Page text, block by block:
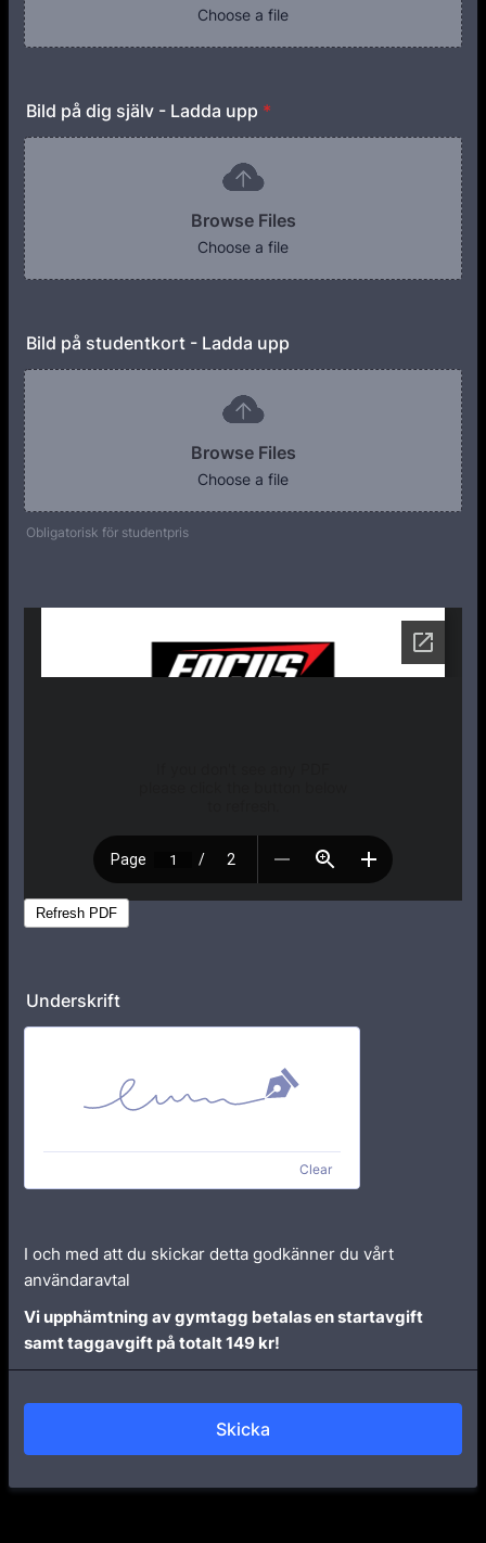
Choose a file
Bild på dig själv - Ladda upp *
Browse Files
Choose a file
Bild på studentkort - Ladda upp
Browse Files
Choose a file
Obligatorisk för studentpris
Underskrift
Clear
I och med att du skickar detta godkänner du vårt
användaravtal
Vi upphämtning av gymtagg betalas en startavgift
samt taggavgift på totalt 149 kr!
Skicka